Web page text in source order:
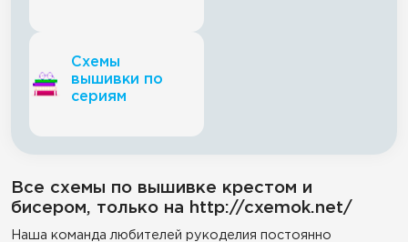
Схемы
вышивки по
сериям
Все схемы по вышивке крестом и
бисером, только на http://cxemok.net/
Наша команда любителей рукоделия постоянно